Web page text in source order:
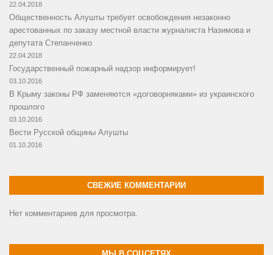
22.04.2018
Общественность Алушты требует освобождения незаконно
арестованных по заказу местной власти журналиста Назимова и
депутата Степанченко
22.04.2018
Государственный пожарный надзор информирует!
03.10.2016
В Крыму законы РФ заменяются «договорняками» из украинского
прошлого
03.10.2016
Вести Русской общины Алушты
01.10.2016
СВЕЖИЕ КОММЕНТАРИИ
Нет комментариев для просмотра.